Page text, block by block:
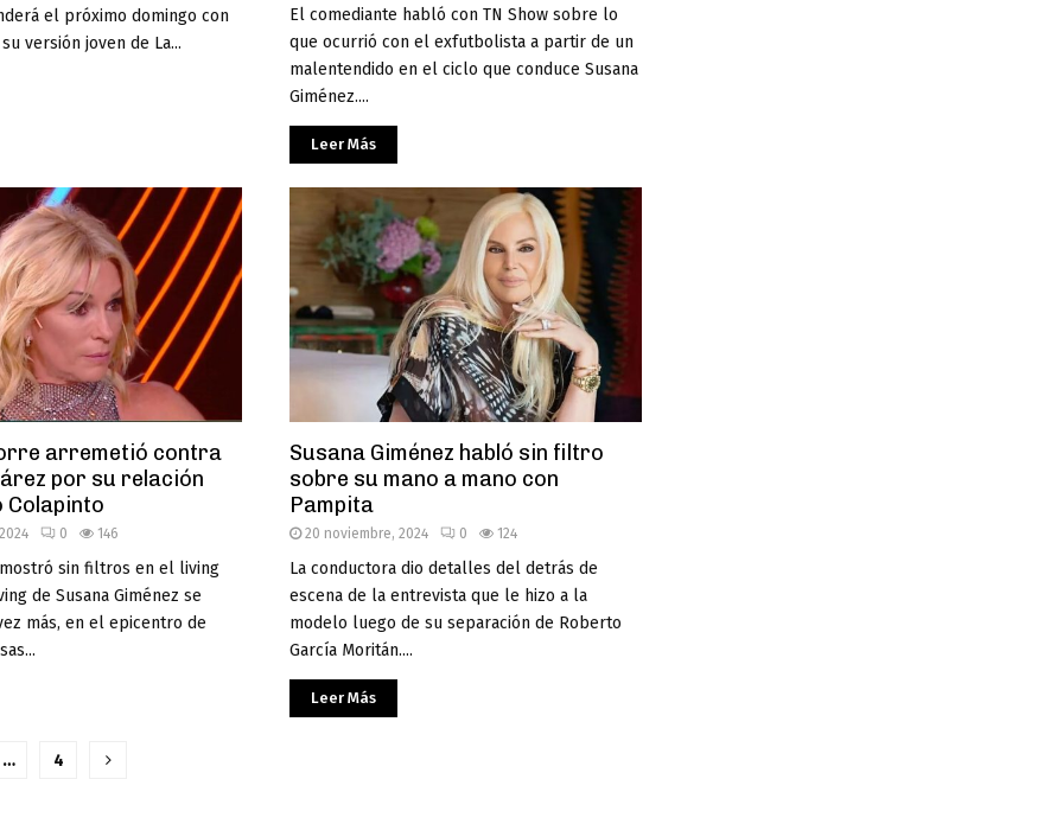
el próximo domingo con
versión joven de La...
El comediante habló con TN Show sobre lo
que ocurrió con el exfutbolista a partir de un
malentendido en el ciclo que conduce Susana
Giménez....
Leer Más
arremetió contra
por su relación
Colapinto
0 146
sin filtros en el living
de Susana Giménez se
más, en el epicentro de
Susana Giménez habló sin filtro
sobre su mano a mano con
Pampita
20 noviembre, 2024 0 124
La conductora dio detalles del detrás de
escena de la entrevista que le hizo a la
modelo luego de su separación de Roberto
García Moritán....
Leer Más
… 4